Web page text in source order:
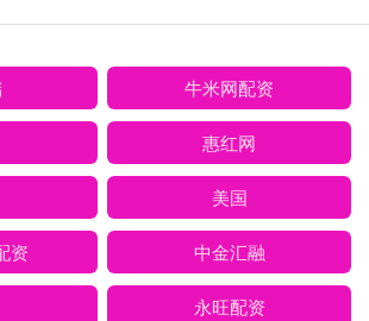
牛米网配资
惠红网
美国
资 中金汇融
永旺配资